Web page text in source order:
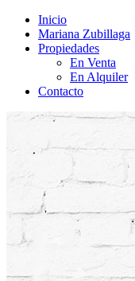
Inicio
Mariana Zubillaga
Propiedades
En Venta
En Alquiler
Contacto